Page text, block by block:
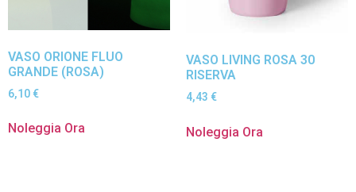
VASO ORIONE FLUO
GRANDE (ROSA)
6,10 €
Noleggia Ora
VASO LIVING ROSA 30
RISERVA
4,43 €
Noleggia Ora